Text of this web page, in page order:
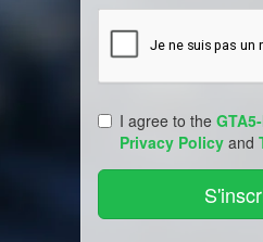
I agree to the
Privacy Policy and